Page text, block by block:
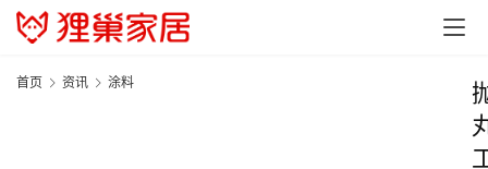
首页 资讯 涂料